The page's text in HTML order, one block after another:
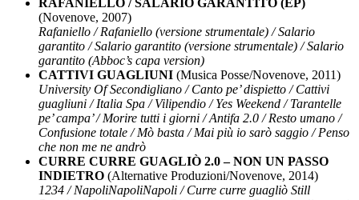
(Novenove, 2007)
Rafaniello / Rafaniello (versione strumentale) / Salario
garantito / Salario garantito (versione strumentale) / Salario
garantito (Abboc’s capa version)
CATTIVI GUAGLIUNI (Musica Posse/Novenove, 2011)
University Of Secondigliano / Canto pe’ dispietto / Cattivi
guagliuni / Italia Spa / Vilipendio / Yes Weekend / Tarantelle
pe’ campa’ / Morire tutti i giorni / Antifa 2.0 / Resto umano /
Confusione totale / Mò basta / Mai più io sarò saggio / Penso
che non me ne andrò
CURRE CURRE GUAGLIÒ 2.0 – NON UN PASSO
INDIETRO (Alternative Produzioni/Novenove, 2014)
1234 / NapoliNapoliNapoli / Curre curre guagliò Still